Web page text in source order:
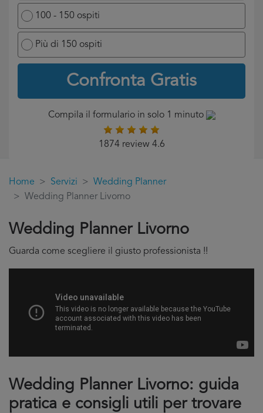
100 - 150 ospiti
Più di 150 ospiti
Confronta Gratis
Compila il formulario in solo 1 minuto
1874 review 4.6
Home Servizi
Wedding Planner
Wedding Planner Livorno
Wedding Planner Livorno
Guarda come scegliere il giusto professionista !!
Wedding Planner Livorno: guida
pratica e consigli utili per trovare